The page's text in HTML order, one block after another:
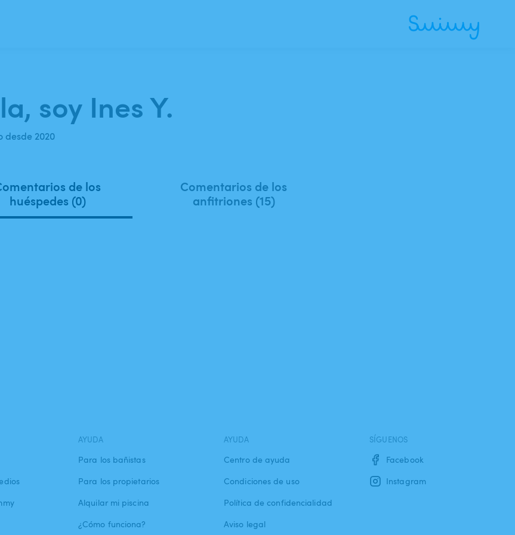
soy Ines Y.
desde 2020
de los
huéspedes (0)
Comentarios de los
anfitriones (15)
AYUDA
Para los bañistas
Para los propietarios
Alquilar mi piscina
¿Cómo funciona?
AYUDA
Centro de ayuda
Condiciones de uso
Política de confidencialidad
Aviso legal
SÍGUENOS
Facebook
Instagram